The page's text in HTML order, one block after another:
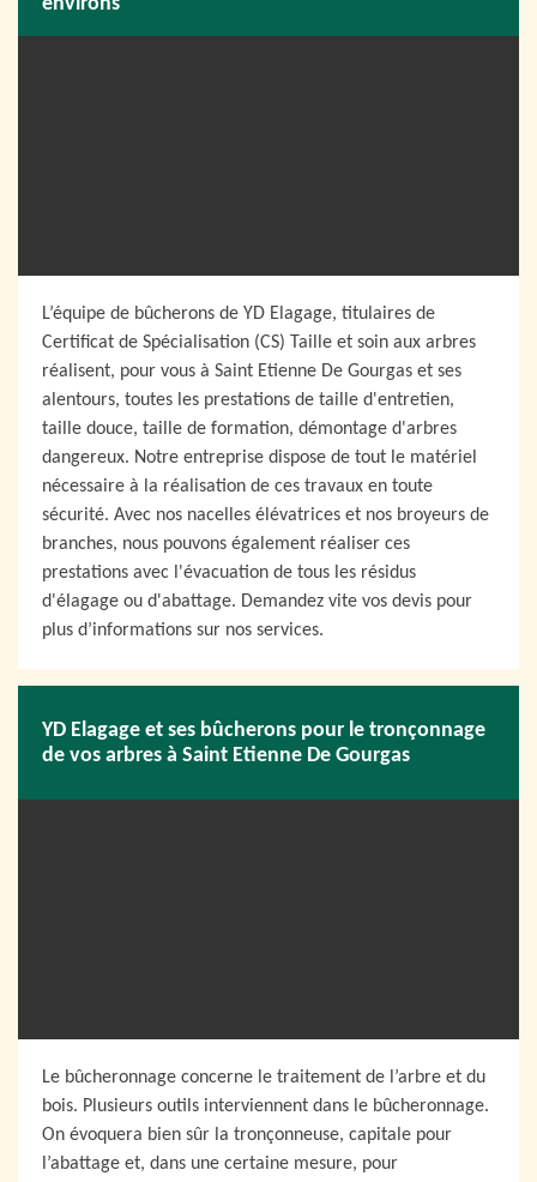
L’équipe de bûcherons de YD Elagage, titulaires de
Certificat de Spécialisation (CS) Taille et soin aux arbres
réalisent, pour vous à Saint Etienne De Gourgas et ses
alentours, toutes les prestations de taille d'entretien,
taille douce, taille de formation, démontage d'arbres
dangereux. Notre entreprise dispose de tout le matériel
nécessaire à la réalisation de ces travaux en toute
sécurité. Avec nos nacelles élévatrices et nos broyeurs de
branches, nous pouvons également réaliser ces
prestations avec l'évacuation de tous les résidus
d'élagage ou d'abattage. Demandez vite vos devis pour
plus d’informations sur nos services.
YD Elagage et ses bûcherons pour le tronçonnage
de vos arbres à Saint Etienne De Gourgas
Le bûcheronnage concerne le traitement de l’arbre et du
bois. Plusieurs outils interviennent dans le bûcheronnage.
On évoquera bien sûr la tronçonneuse, capitale pour
l’abattage et, dans une certaine mesure, pour